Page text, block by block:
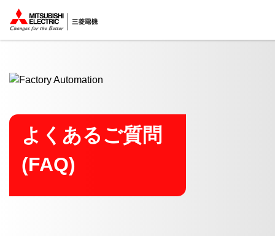
ここから本文
よくあるご質問
(FAQ)